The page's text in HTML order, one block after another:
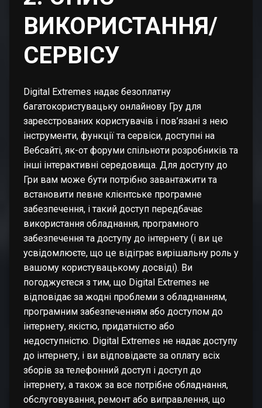
ВИКОРИСТАННЯ/
СЕРВІСУ
Digital Extremes надає безоплатну
багатокористувацьку онлайнову Гру для
зареєстрованих користувачів і пов’язані з нею
інструменти, функції та сервіси, доступні на
Вебсайті, як-от форуми спільноти розробників та
інші інтерактивні середовища. Для доступу до
Гри вам може бути потрібно завантажити та
встановити певне клієнтське програмне
забезпечення, і такий доступ передбачає
використання обладнання, програмного
забезпечення та доступу до інтернету (і ви це
усвідомлюєте, що це відіграє вирішальну роль у
вашому користувацькому досвіді). Ви
погоджуєтеся з тим, що Digital Extremes не
відповідає за жодні проблеми з обладнанням,
програмним забезпеченням або доступом до
інтернету, якістю, придатністю або
недоступністю. Digital Extremes не надає доступу
до інтернету, і ви відповідаєте за оплату всіх
зборів за телефонний доступ і доступ до
інтернету, а також за все потрібне обладнання,
обслуговування, ремонт або виправлення, що